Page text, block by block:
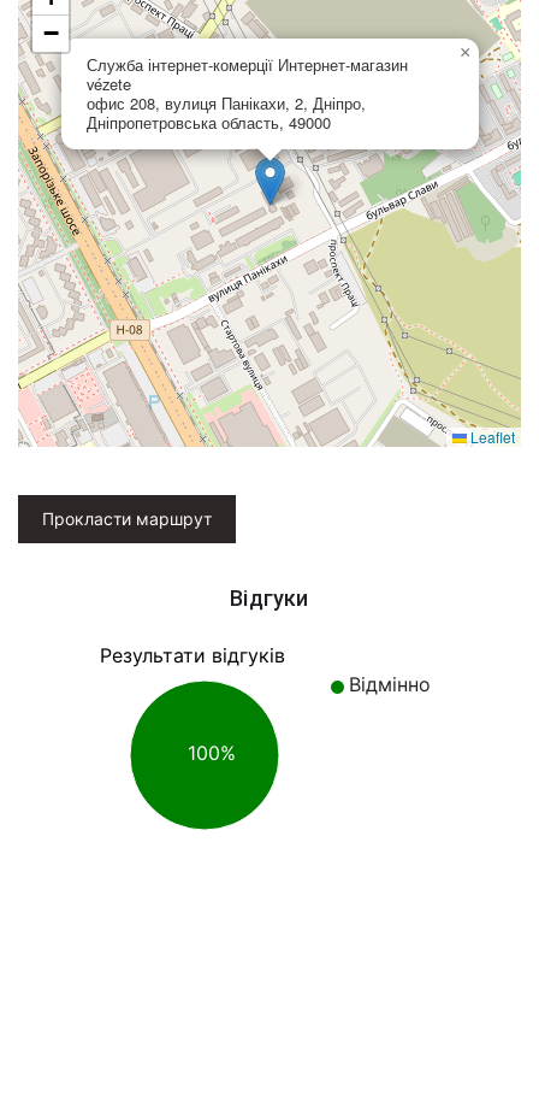
Служба інтернет-комерції Интернет-магазин
vézete
офис 208, вулиця Панікахи, 2, Дніпро,
Дніпропетровська область, 49000
×
−
Leaflet
Прокласти маршрут
Відгуки
Результати відгуків
Відмінно
100%